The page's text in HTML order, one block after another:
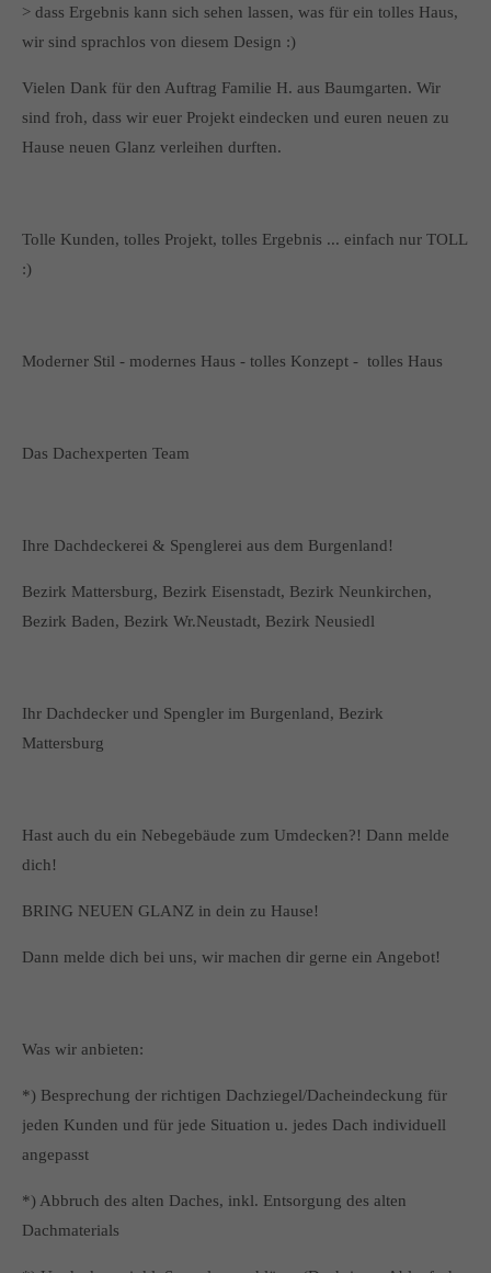
> dass Ergebnis kann sich sehen lassen, was für ein tolles Haus,
wir sind sprachlos von diesem Design :)
Vielen Dank für den Auftrag Familie H. aus Baumgarten. Wir
sind froh, dass wir euer Projekt eindecken und euren neuen zu
Hause neuen Glanz verleihen durften.
Tolle Kunden, tolles Projekt, tolles Ergebnis ... einfach nur TOLL
:)
Moderner Stil - modernes Haus - tolles Konzept - tolles Haus
Das Dachexperten Team
Ihre Dachdeckerei & Spenglerei aus dem Burgenland!
Bezirk Mattersburg, Bezirk Eisenstadt, Bezirk Neunkirchen,
Bezirk Baden, Bezirk Wr.Neustadt, Bezirk Neusiedl
Ihr Dachdecker und Spengler im Burgenland, Bezirk
Mattersburg
Hast auch du ein Nebegebäude zum Umdecken?! Dann melde
dich!
BRING NEUEN GLANZ in dein zu Hause!
Dann melde dich bei uns, wir machen dir gerne ein Angebot!
Was wir anbieten:
*) Besprechung der richtigen Dachziegel/Dacheindeckung für
jeden Kunden und für jede Situation u. jedes Dach individuell
angepasst
*) Abbruch des alten Daches, inkl. Entsorgung des alten
Dachmaterials